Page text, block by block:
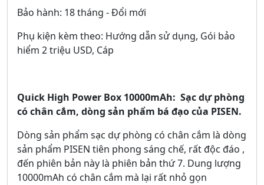
Bảo hành: 18 tháng - Đổi mới
Phụ kiện kèm theo: Hướng dẫn sử dụng, Gói bảo
hiểm 2 triệu USD, Cáp
Quick High Power Box 10000mAh: Sạc dự phòng
có chân cắm, dòng sản phẩm bá đạo của PISEN.
Dòng sản phẩm sạc dự phòng có chân cắm là dòng
sản phẩm PISEN tiên phong sáng chế, rất độc đáo ,
đến phiên bản này là phiên bản thứ 7. Dung lượng
10000mAh có chân cắm mà lại rất nhỏ gọn